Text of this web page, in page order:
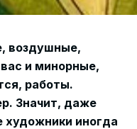
воздушные,
и минорные,
работы.
Значит, даже
иногда